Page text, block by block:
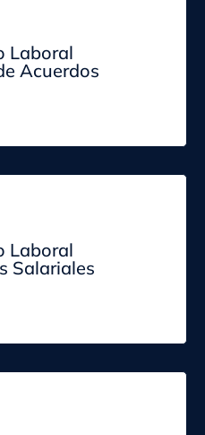
Laboral
Acuerdos
Laboral
Salariales